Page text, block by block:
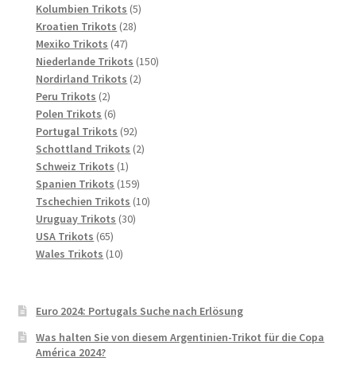
Produkte
Kolumbien Trikots 55
Kroatien Trikots 2828
Mexiko Trikots 4747
Produkte
Niederlande Trikots 150150
Nordirland Trikots 22
Peru Trikots 22
Produkte
Polen Trikots 66
Produkte
Portugal Trikots 9292
Produkte
Schottland Trikots 22
Schweiz Trikots 11
Produkt
Spanien Trikots 159159
Produkte
Tschechien Trikots 1010
Uruguay Trikots 3030
USA Trikots 6565
Produkte
Wales Trikots 1010
Euro 2024: Portugals Suche nach Erlösung
Was halten Sie von diesem Argentinien-Trikot für die Copa
América 2024?